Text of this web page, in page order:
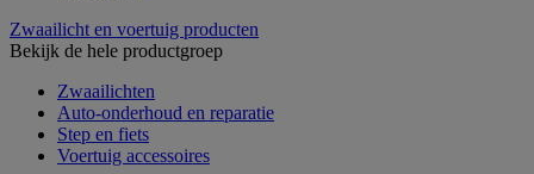
Zwaailicht en voertuig producten
Bekijk de hele productgroep
Zwaailichten
Auto-onderhoud en reparatie
Step en fiets
Voertuig accessoires